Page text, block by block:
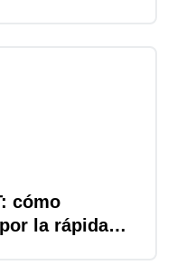
cómo
la rápida